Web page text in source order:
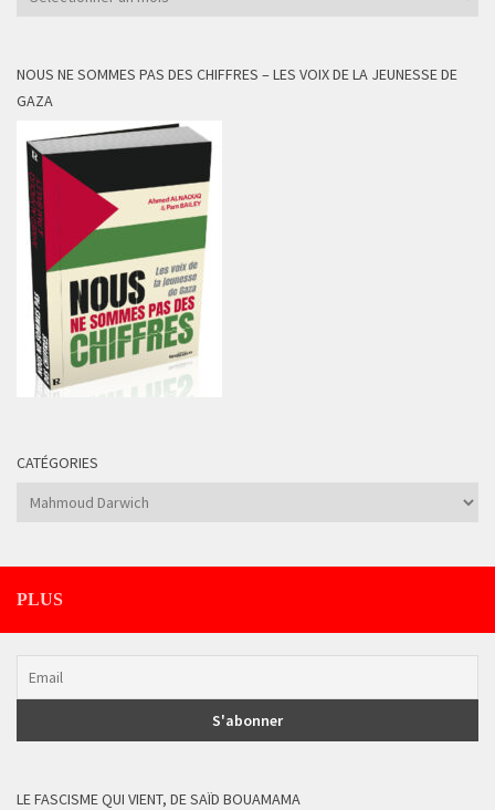
NOUS NE SOMMES PAS DES CHIFFRES – LES VOIX DE LA JEUNESSE DE
GAZA
CATÉGORIES
Catégories
PLUS
LE FASCISME QUI VIENT, DE SAÏD BOUAMAMA